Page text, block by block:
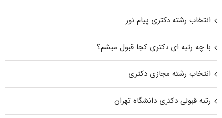
انتخاب رشته دکتری پیام نور
با چه رتبه ای دکتری کجا قبول میشم؟
انتخاب رشته مجازی دکتری
رتبه قبولی دکتری دانشگاه تهران